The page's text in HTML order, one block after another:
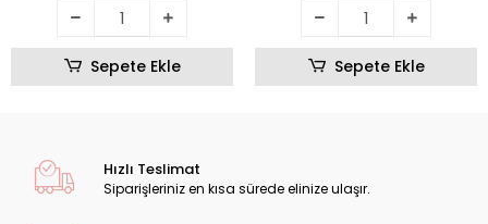
Sepete Ekle Sepete Ekle
Hızlı Teslimat
Siparişleriniz en kısa sürede elinize ulaşır.